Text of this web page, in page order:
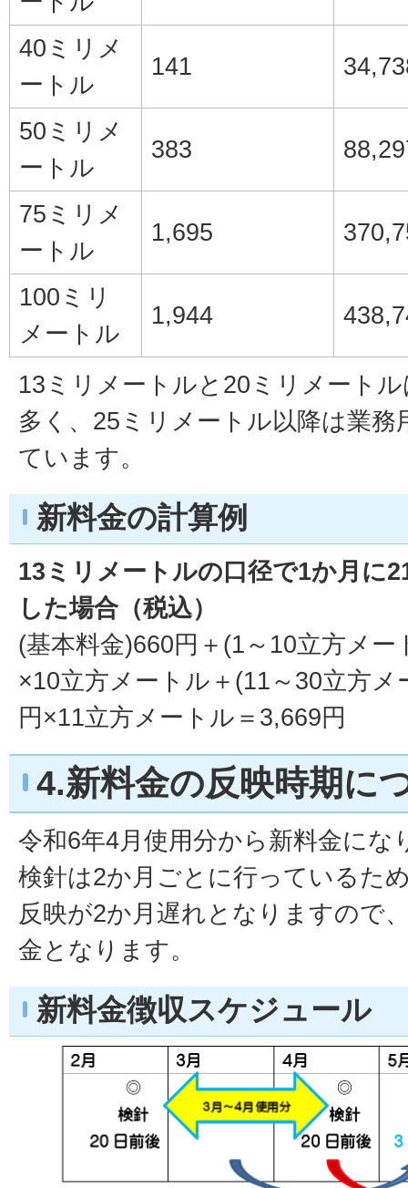
40ミリメ
ートル
141
50ミリメ
ートル
383
75ミリメ
ートル
1,695
100ミリ
メートル
1,944
13ミリメートルと20ミリメート
多く、25ミリメートル以降は業務
ています。
新料金の計算例
13ミリメートルの口径で1か月に
した場合（税込）
(基本料金)660円＋(1～10立方メ
×10立方メートル＋(11～30立方
円×11立方メートル＝3,669円
4.新料金の反映時期に
令和6年4月使用分から新料金にな
検針は2か月ごとに行っているた
反映が2か月遅れとなりますので
金となります。
新料金徴収スケジュール